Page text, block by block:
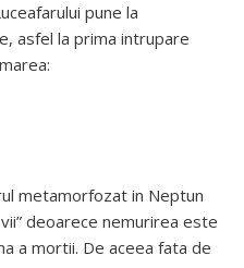
pune la
asfel la prima intrupare
metamorfozat in Neptun
deoarece nemurirea este
a mortii. De aceea fata de